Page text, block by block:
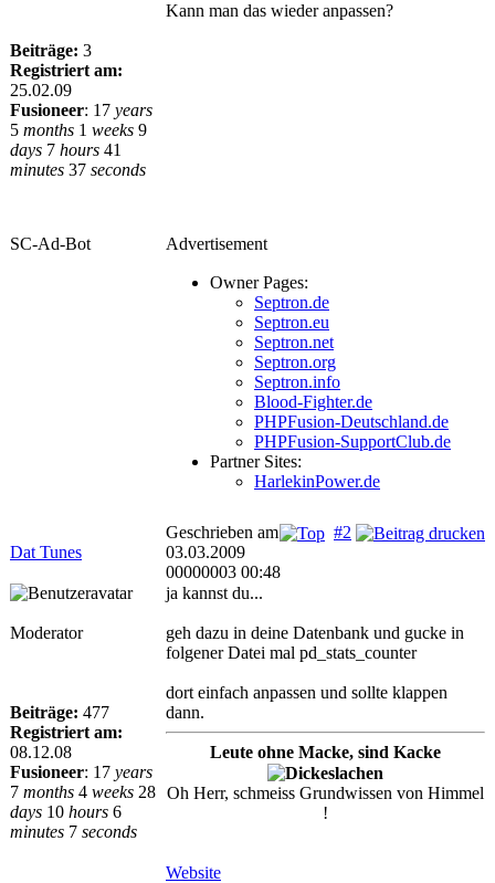
Beiträge: 3
Registriert am:
25.02.09
Fusioneer: 17 years
5 months 1 weeks 9
days 7 hours 41
minutes 37 seconds
Kann man das wieder anpassen?
SC-Ad-Bot Advertisement
Owner Pages:
Septron.de
Septron.eu
Septron.net
Septron.org
Septron.info
Blood-Fighter.de
PHPFusion-Deutschland.de
PHPFusion-SupportClub.de
Partner Sites:
HarlekinPower.de
Dat Tunes
#2
Geschrieben am
03.03.2009
00000003 00:48
Moderator
Beiträge: 477
Registriert am:
08.12.08
Fusioneer: 17 years
7 months 4 weeks 28
days 10 hours 6
minutes 7 seconds
ja kannst du...
geh dazu in deine Datenbank und gucke in
folgener Datei mal pd_stats_counter
dort einfach anpassen und sollte klappen
dann.
Leute ohne Macke, sind Kacke
Oh Herr, schmeiss Grundwissen von Himmel
!
Website